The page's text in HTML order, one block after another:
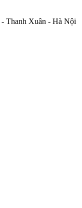
Thanh Xuân - Hà Nội